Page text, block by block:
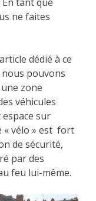
ne faites
dédié à ce
pouvons
zone
véhicules
sur
« vélo » est fort
de sécurité,
par des
feu lui-même.